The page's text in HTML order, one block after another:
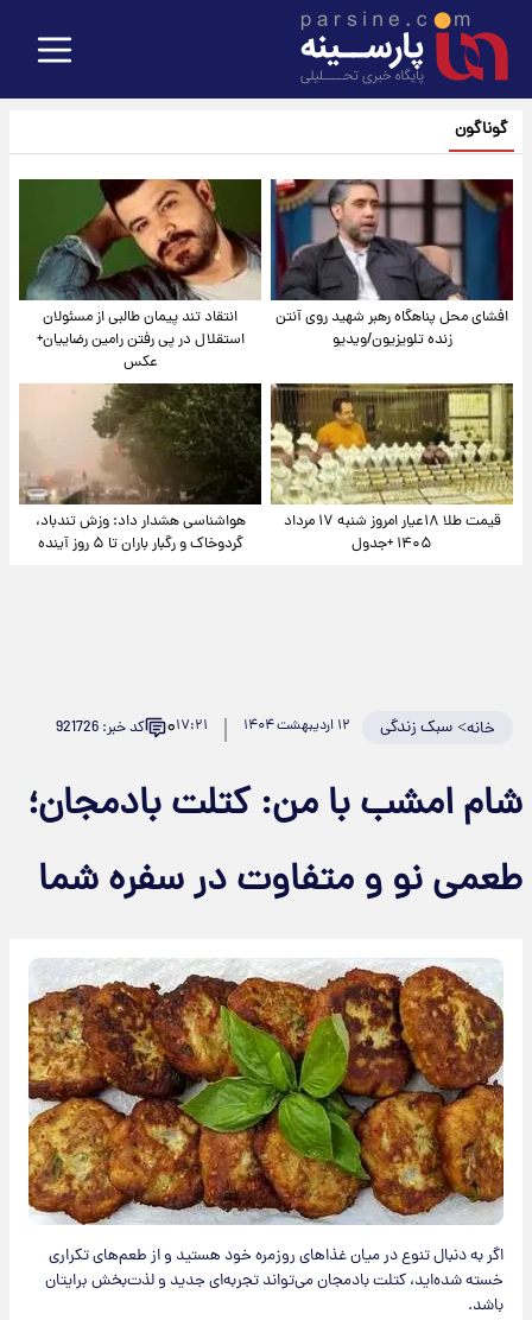
گوناگون
افشای محل پناهگاه‌ رهبر شهید روی آنتن
زنده تلویزیون/ویدیو
انتقاد تند پیمان طالبی از مسئولان
استقلال در پی رفتن رامین رضاییان+
عکس
قیمت طلا ۱۸عیار امروز شنبه ۱۷ مرداد
۱۴۰۵ +جدول
هواشناسی هشدار داد: وزش تندباد،
گردوخاک و رگبار باران تا ۵ روز آینده
خانه>سبک زندگی ۱۲ اردیبهشت ۱۴۰۴ ۱۷:۲۱۰ کد خبر: 921726
شام امشب با من: کتلت بادمجان؛
طعمی نو و متفاوت در سفره شما
اگر به دنبال تنوع در میان غذاهای روزمره خود هستید و از طعم‌های تکراری
خسته شده‌اید، کتلت بادمجان می‌تواند تجربه‌ای جدید و لذت‌بخش برایتان
باشد.